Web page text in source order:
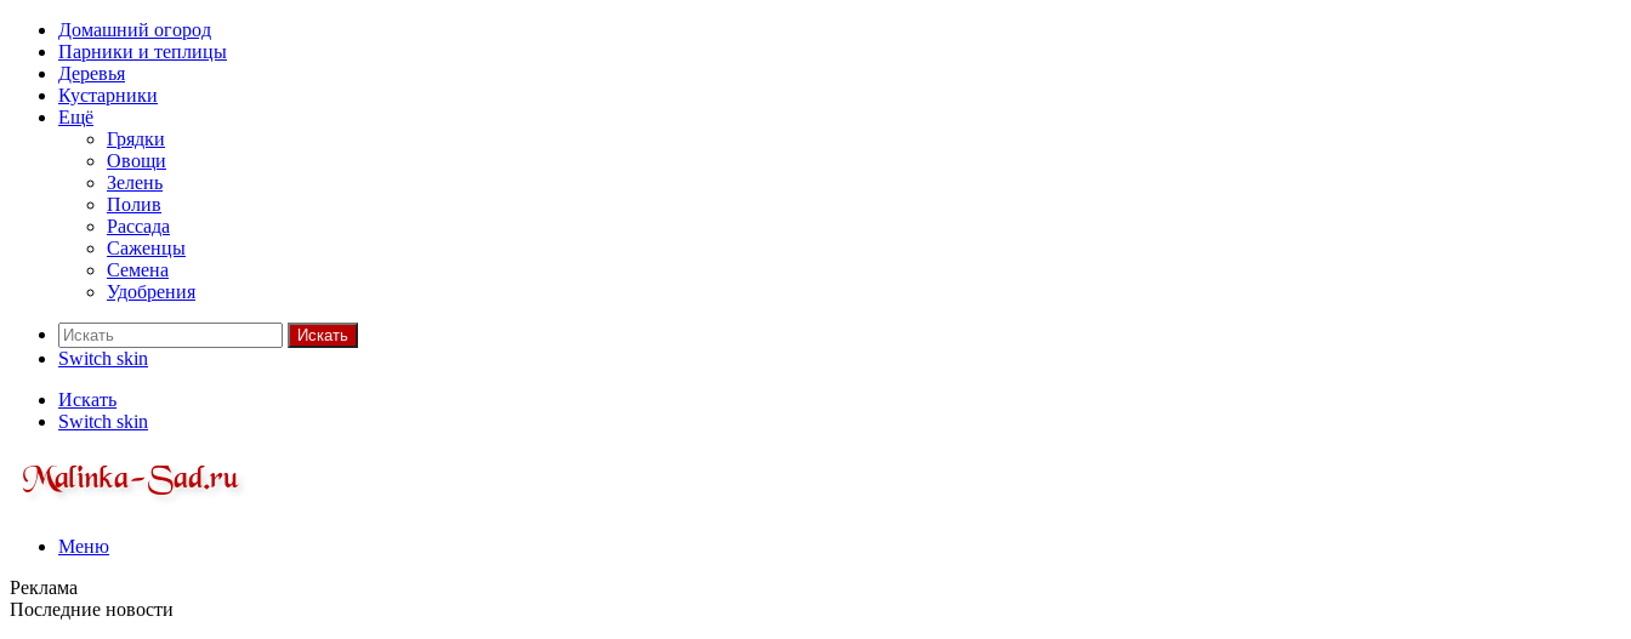
Домашний огород
Парники и теплицы
Деревья
Кустарники
Ещё
Грядки
Овощи
Зелень
Полив
Рассада
Саженцы
Семена
Удобрения
Искать
Switch skin
Искать
Switch skin
Меню
Реклама
Последние новости